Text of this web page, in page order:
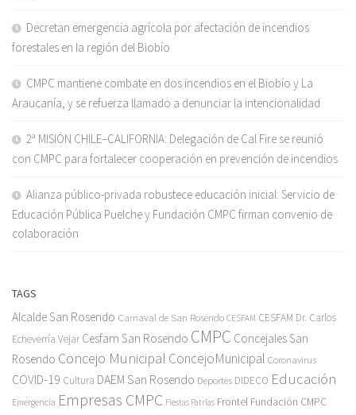
Decretan emergencia agrícola por afectación de incendios
forestales en la región del Biobío
CMPC mantiene combate en dos incendios en el Biobío y La
Araucanía, y se refuerza llamado a denunciar la intencionalidad
2ª MISIÓN CHILE–CALIFORNIA: Delegación de Cal Fire se reunió
con CMPC para fortalecer cooperación en prevención de incendios
Alianza público-privada robustece educación inicial: Servicio de
Educación Pública Puelche y Fundación CMPC firman convenio de
colaboración
TAGS
Alcalde San Rosendo Carnaval de San Rosendo CESFAM CESFAM Dr. Carlos
Echeverría Vejar Cesfam San Rosendo CMPC Concejales San
Rosendo Concejo Municipal ConcejoMunicipal Coronavirus
COVID-19 Cultura DAEM San Rosendo Deportes DIDECO Educación
Emergencia Empresas CMPC Fiestas Patrias Frontel Fundación CMPC